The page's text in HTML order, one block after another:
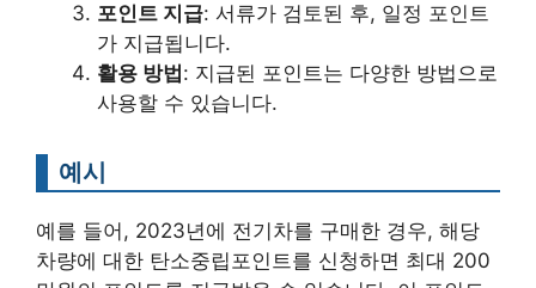
포인트 지급: 서류가 검토된 후, 일정 포인트
가 지급됩니다.
활용 방법 : 지급된 포인트는 다양한 방법으로
사용할 수 있습니다.
예시
예를 들어, 2023년에 전기차를 구매한 경우, 해당
차량에 대한 탄소중립포인트를 신청하면 최대 200